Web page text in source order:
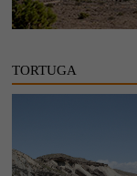
TORTUGA